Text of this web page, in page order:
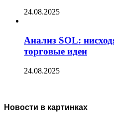
24.08.2025
Анализ SOL:
торговые идеи
24.08.2025
Новости в картинках